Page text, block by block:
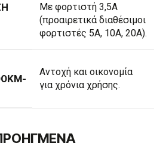
Με φορτιστή 3,5Α
(προαιρετικά διαθέσιμοι
φορτιστές 5Α, 10Α, 20Α).
Αντοχή και οικονομία
για χρόνια χρήσης.